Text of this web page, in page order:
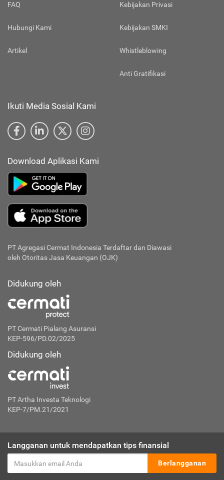
FAQ
Hubungi Kami
Artikel
Kebijakan Privasi
Kebijakan SMKI
Whistleblowing
Anti Gratifikasi
Ikuti Media Sosial Kami
Download Aplikasi Kami
PT Agregasi Cermat Indonesia Terdaftar dan Diawasi
oleh Otoritas Jasa Keuangan (OJK)
Didukung oleh
PT Cermati Pialang Asuransi
KEP-596/PD.02/2025
Didukung oleh
PT Artha Investa Teknologi
KEP-7/PM.21/2021
Langganan untuk mendapatkan tips finansial
Berlangganan